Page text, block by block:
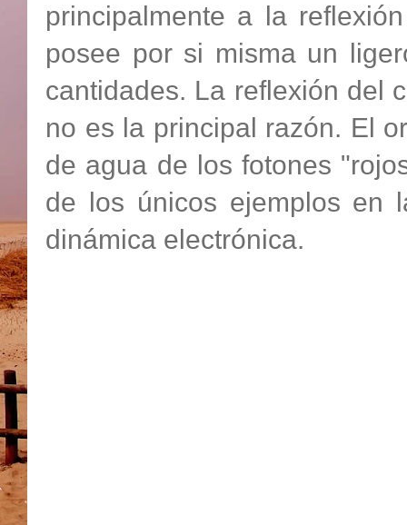
principalmente a la
posee por si misma un
cantidades. La reflexión del
no es la principal razón. El
de agua de los fotones
de los únicos ejemplos en
dinámica electrónica.